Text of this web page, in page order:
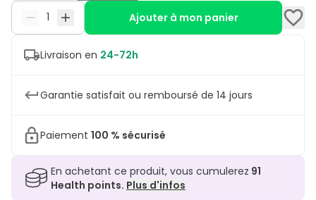
Ajouter à mon panier
Livraison en 24-72h
Garantie satisfait ou remboursé de 14 jours
Paiement 100 % sécurisé
En achetant ce produit, vous cumulerez 91
Health points. Plus d'infos